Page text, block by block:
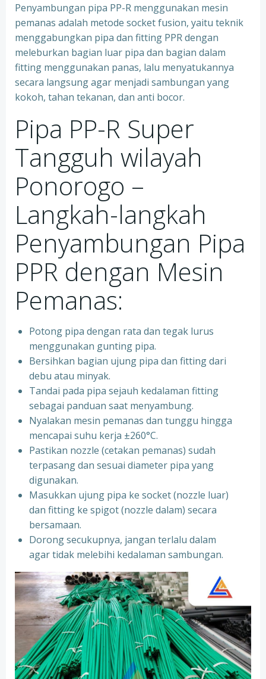
Penyambungan pipa PP-R menggunakan mesin
pemanas adalah metode socket fusion, yaitu teknik
menggabungkan pipa dan fitting PPR dengan
meleburkan bagian luar pipa dan bagian dalam
fitting menggunakan panas, lalu menyatukannya
secara langsung agar menjadi sambungan yang
kokoh, tahan tekanan, dan anti bocor.
Pipa PP-R Super
Tangguh wilayah
Ponorogo –
Langkah-langkah
Penyambungan Pipa
PPR dengan Mesin
Pemanas:
Potong pipa dengan rata dan tegak lurus
menggunakan gunting pipa.
Bersihkan bagian ujung pipa dan fitting dari
debu atau minyak.
Tandai pada pipa sejauh kedalaman fitting
sebagai panduan saat menyambung.
Nyalakan mesin pemanas dan tunggu hingga
mencapai suhu kerja ±260°C.
Pastikan nozzle (cetakan pemanas) sudah
terpasang dan sesuai diameter pipa yang
digunakan.
Masukkan ujung pipa ke socket (nozzle luar)
dan fitting ke spigot (nozzle dalam) secara
bersamaan.
Dorong secukupnya, jangan terlalu dalam
agar tidak melebihi kedalaman sambungan.